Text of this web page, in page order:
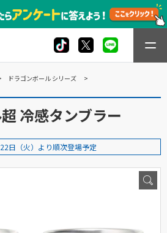
ドラゴンボール シリーズ
冷感タンブラー
日（火）より順次登場予定